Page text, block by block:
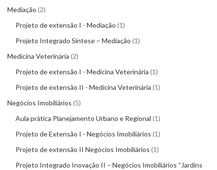
Mediação 2
Projeto de extensão I - Mediação 1
Projeto Integrado Síntese – Mediação 1
Medicina Veterinária 2
Projeto de extensão I - Medicina Veterinária 1
Projeto de extensão II - Medicina Veterinária 1
Negócios Imobiliários 5
Aula prática Planejamento Urbano e Regional 1
Projeto de Extensão I - Negócios Imobiliários 1
Projeto de extensão II Negócios Imobiliários 1
Projeto Integrado Inovação II – Negócios Imobiliários “Jardins